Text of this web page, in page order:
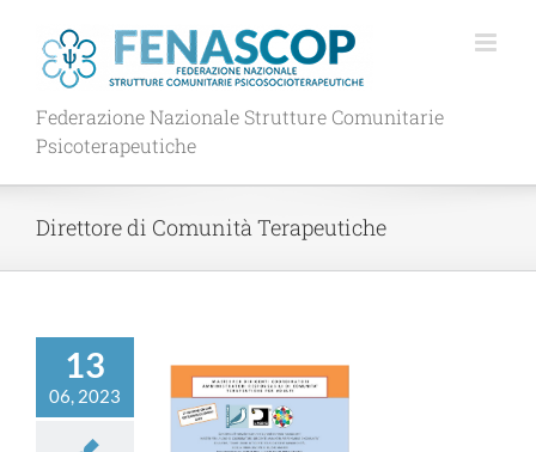
contenuto
Federazione Nazionale Strutture Comunitarie
Psicoterapeutiche
Direttore di Comunità Terapeutiche
13
06, 2023